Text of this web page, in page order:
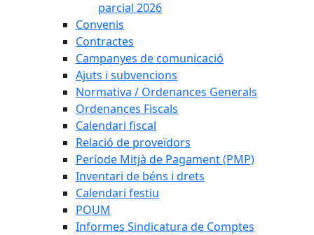
parcial 2026
Convenis
Contractes
Campanyes de comunicació
Ajuts i subvencions
Normativa / Ordenances Generals
Ordenances Fiscals
Calendari fiscal
Relació de proveïdors
Període Mitjà de Pagament (PMP)
Inventari de béns i drets
Calendari festiu
POUM
Informes Sindicatura de Comptes